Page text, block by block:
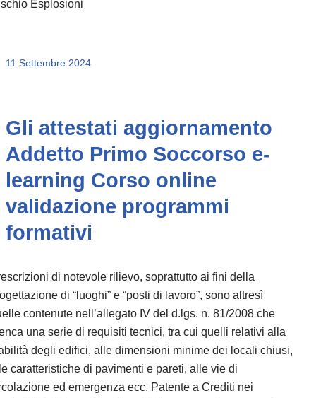
Esplosioni
11 Settembre 2024
Gli attestati aggiornamento
Addetto Primo Soccorso e-
learning Corso online
validazione programmi
formativi
di notevole rilievo, soprattutto ai fini della
di “luoghi” e “posti di lavoro”, sono altresì
contenute nell’allegato IV del d.lgs. n. 81/2008 che
una serie di requisiti tecnici, tra cui quelli relativi alla
degli edifici, alle dimensioni minime dei locali chiusi,
caratteristiche di pavimenti e pareti, alle vie di
ed emergenza ecc. Patente a Crediti nei